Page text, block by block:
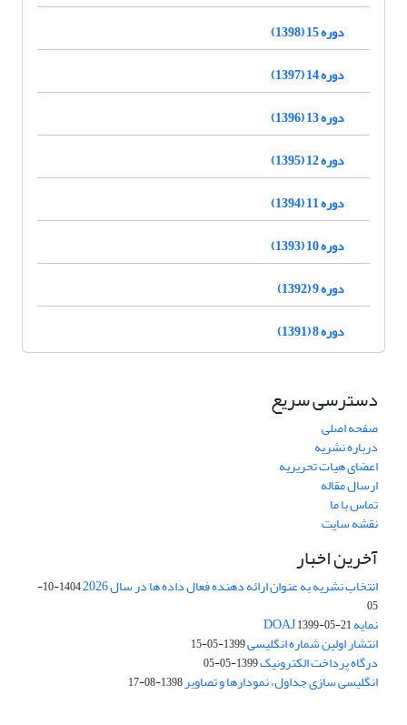
دوره 15 (1398)
دوره 14 (1397)
دوره 13 (1396)
دوره 12 (1395)
دوره 11 (1394)
دوره 10 (1393)
دوره 9 (1392)
دوره 8 (1391)
دسترسی سریع
صفحه اصلی
درباره نشریه
اعضای هیات تحریریه
ارسال مقاله
تماس با ما
نقشه سایت
آخرین اخبار
انتخاب نشریه به عنوان ارائه دهنده فعال داده ها در سال 2026
1404-10-
05
نمایه DOAJ1399-05-21
انتشار اولین شماره انگلیسی1399-05-15
درگاه پرداخت الکترونیک1399-05-05
انگلیسی سازی جداول، نمودارها و تصاویر1398-08-17